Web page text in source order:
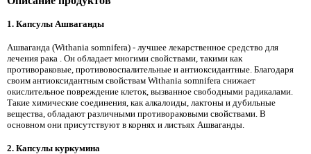
1. Капсулы Ашваганды
Ашваганда (Withania somnifera) - лучшее лекарственное средство для
лечения рака . Он обладает многими свойствами, такими как
противораковые, противовоспалительные и антиоксидантные. Благодаря
своим антиоксидантным свойствам Withania somnifera снижает
окислительное повреждение клеток, вызванное свободными радикалами.
Такие химические соединения, как алкалоиды, лактоны и дубильные
вещества, обладают различными противораковыми свойствами. В
основном они присутствуют в корнях и листьях Ашваганды.
2. Капсулы куркумина